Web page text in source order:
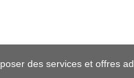
des services et offres